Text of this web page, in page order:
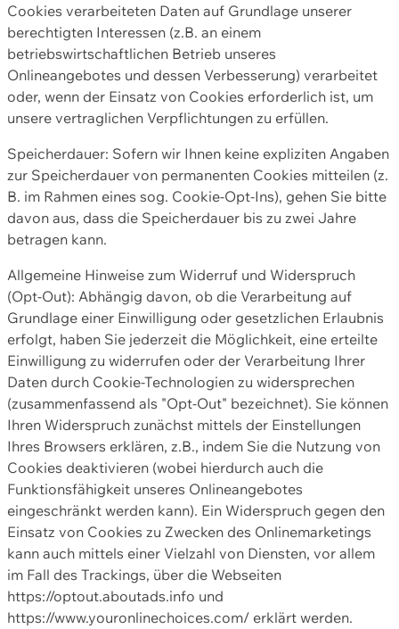
Cookies verarbeiteten Daten auf Grundlage unserer
berechtigten Interessen (z.B. an einem
betriebswirtschaftlichen Betrieb unseres
Onlineangebotes und dessen Verbesserung) verarbeitet
oder, wenn der Einsatz von Cookies erforderlich ist, um
unsere vertraglichen Verpflichtungen zu erfüllen.
Speicherdauer: Sofern wir Ihnen keine expliziten Angaben
zur Speicherdauer von permanenten Cookies mitteilen (z.
B. im Rahmen eines sog. Cookie-Opt-Ins), gehen Sie bitte
davon aus, dass die Speicherdauer bis zu zwei Jahre
betragen kann.
Allgemeine Hinweise zum Widerruf und Widerspruch
(Opt-Out): Abhängig davon, ob die Verarbeitung auf
Grundlage einer Einwilligung oder gesetzlichen Erlaubnis
erfolgt, haben Sie jederzeit die Möglichkeit, eine erteilte
Einwilligung zu widerrufen oder der Verarbeitung Ihrer
Daten durch Cookie-Technologien zu widersprechen
(zusammenfassend als "Opt-Out" bezeichnet). Sie können
Ihren Widerspruch zunächst mittels der Einstellungen
Ihres Browsers erklären, z.B., indem Sie die Nutzung von
Cookies deaktivieren (wobei hierdurch auch die
Funktionsfähigkeit unseres Onlineangebotes
eingeschränkt werden kann). Ein Widerspruch gegen den
Einsatz von Cookies zu Zwecken des Onlinemarketings
kann auch mittels einer Vielzahl von Diensten, vor allem
im Fall des Trackings, über die Webseiten
https://optout.aboutads.info und
https://www.youronlinechoices.com/ erklärt werden.